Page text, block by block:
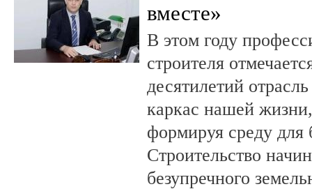
вместе»
В этом году
строителя
десятилетий
каркас нашей
формируя среду
Строительство
безупречного